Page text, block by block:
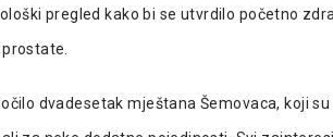
pregled kako bi se utvrdilo početno
dvadesetak mještana Šemovaca, koji su